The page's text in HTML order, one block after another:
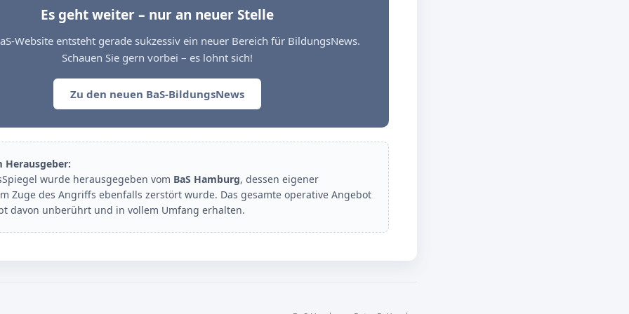
Es geht weiter – nur an neuer Stelle
Website entsteht gerade sukzessiv ein neuer Bereich für BildungsNews.
Schauen Sie gern vorbei – es lohnt sich!
Zu den neuen BaS-BildungsNews
Herausgeber:
wurde herausgegeben vom BaS Hamburg, dessen eigener
Zuge des Angriffs ebenfalls zerstört wurde. Das gesamte operative Angebot
davon unberührt und in vollem Umfang erhalten.